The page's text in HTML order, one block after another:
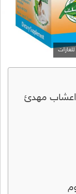
اعشاب مهدئ